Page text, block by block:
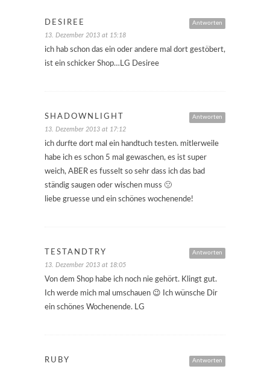
Antworten
DESIREE
13. Dezember 2013 at 15:18
ich hab schon das ein oder andere mal dort gestöbert,
ist ein schicker Shop…LG Desiree
Antworten
SHADOWNLIGHT
13. Dezember 2013 at 17:12
ich durfte dort mal ein handtuch testen. mitlerweile
habe ich es schon 5 mal gewaschen, es ist super
weich, ABER es fusselt so sehr dass ich das bad
ständig saugen oder wischen muss 🙁
liebe gruesse und ein schönes wochenende!
Antworten
TESTANDTRY
13. Dezember 2013 at 18:05
Von dem Shop habe ich noch nie gehört. Klingt gut.
Ich werde mich mal umschauen 😉 Ich wünsche Dir
ein schönes Wochenende. LG
Antworten
RUBY